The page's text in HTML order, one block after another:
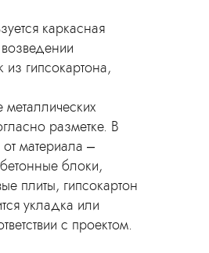
каркасная
из гипсокартона,
разметке. В
материала –
блоки,
плиты, гипсокартон
укладка или
с проектом.